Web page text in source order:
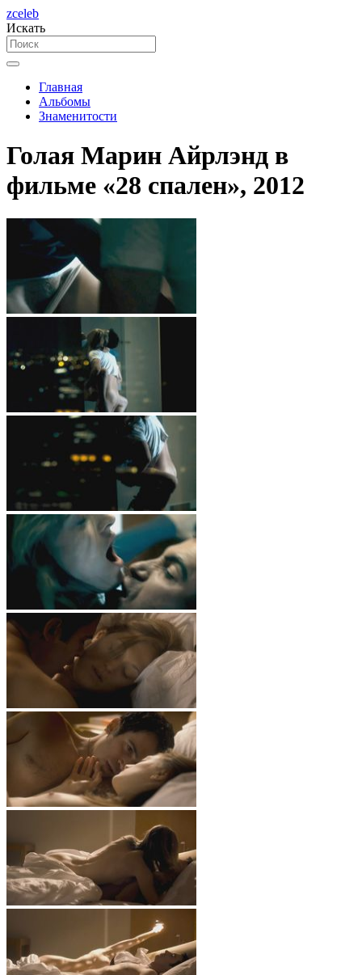
zceleb
Искать
Главная
Альбомы
Знаменитости
Голая Марин Айрлэнд в
фильме «28 спален», 2012